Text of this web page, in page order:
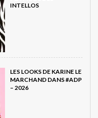
INTELLOS
LES LOOKS DE KARINE LE
MARCHAND DANS #ADP
– 2026